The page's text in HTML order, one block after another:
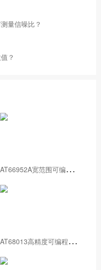
量信噪比？
？
A
T66952A宽范围可编程直流电源
A
T68013高精度可编程直流电源